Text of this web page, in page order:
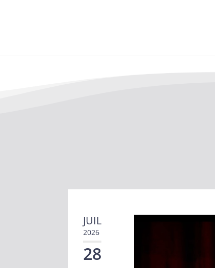
JUIL
2026
28